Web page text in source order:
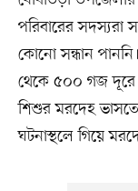
পরিবারের সদস্যরা
কোনো সন্ধান
থেকে ৫০০ গজ দূরে
শিশুর মরদেহ
ঘটনাস্থলে গিয়ে